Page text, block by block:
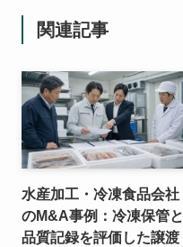
関連記事
水産加工・冷凍食品会社
のM&A事例：冷凍保管と
品質記録を評価した譲渡